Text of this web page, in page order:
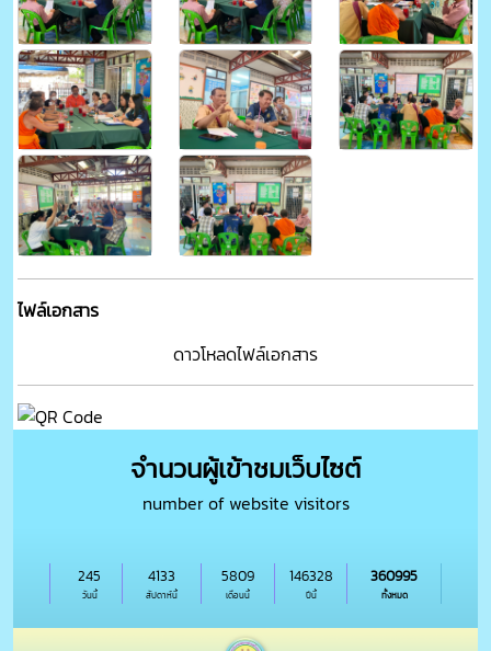
ไฟล์เอกสาร
ดาวโหลดไฟล์เอกสาร
จำนวนผู้เข้าชมเว็บไซต์
number of website visitors
วันนี้
245
สัปดาห์นี้
4133
เดือนนี้
5809
ปีนี้
146328
ทั้งหมด
360995